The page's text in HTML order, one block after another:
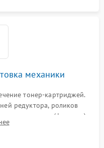
механики
тонер-картриджей.
редуктора, роликов
вала в печи (фьюзере).
на загрязнения.